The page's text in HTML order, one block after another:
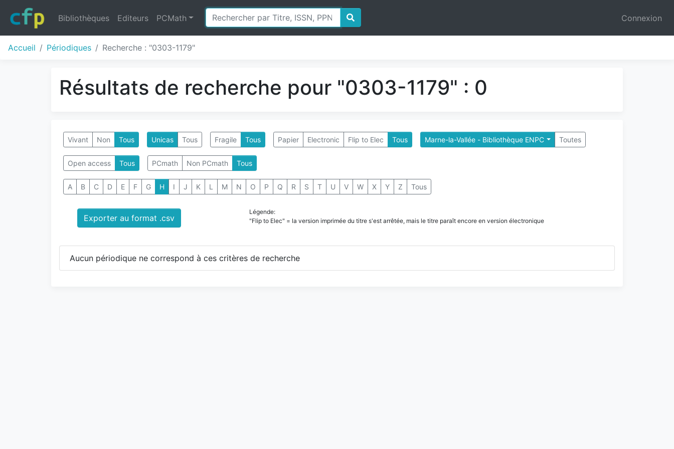
Bibliothèques Editeurs PCMath Connexion
Accueil Périodiques Recherche : "0303-1179"
Résultats de recherche pour "0303-1179" : 0
Vivant Non Tous Unicas Tous Fragile Tous Papier Electronic Flip to Elec Tous Marne-la-Vallée - Bibliothèque ENPC Toutes
Open access Tous PCmath Non PCmath Tous
A B C D E F G H I J K L M N O P Q R S T U V W X Y Z Tous
Exporter au format .csv
Légende:
"Flip to Elec" = la version imprimée du titre s'est arrêtée, mais le titre paraît encore en version électronique
Aucun périodique ne correspond à ces critères de recherche